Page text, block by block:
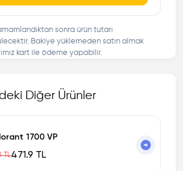
sonra ürün tutarı
Bakiye yüklemeden satın almak
kart ile ödeme yapabilir.
Diğer Ürünler
1700 VP
TL471.9 TL